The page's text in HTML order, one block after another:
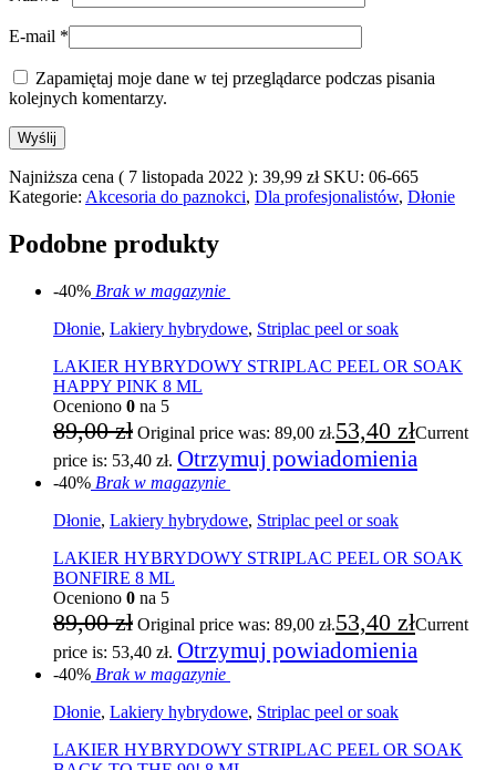
E-mail *
Zapamiętaj moje dane w tej przeglądarce podczas pisania
kolejnych komentarzy.
Najniższa cena ( 7 listopada 2022 ): 39,99 zł SKU: 06-665
Kategorie: Akcesoria do paznokci, Dla profesjonalistów, Dłonie
Podobne produkty
-40% Brak w magazynie
Dłonie, Lakiery hybrydowe, Striplac peel or soak
LAKIER HYBRYDOWY STRIPLAC PEEL OR SOAK
HAPPY PINK 8 ML
Oceniono 0 na 5
89,00zł Original price was: 89,00 zł.53,40 złCurrent
price is: 53,40 zł. Otrzymuj powiadomienia
-40% Brak w magazynie
Dłonie, Lakiery hybrydowe, Striplac peel or soak
LAKIER HYBRYDOWY STRIPLAC PEEL OR SOAK
BONFIRE 8 ML
Oceniono 0 na 5
89,00zł Original price was: 89,00 zł.53,40 złCurrent
price is: 53,40 zł. Otrzymuj powiadomienia
-40% Brak w magazynie
Dłonie, Lakiery hybrydowe, Striplac peel or soak
LAKIER HYBRYDOWY STRIPLAC PEEL OR SOAK